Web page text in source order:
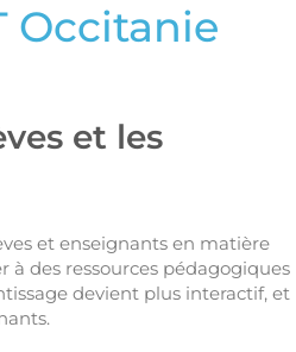
Occitanie
et les
et enseignants en matière
à des ressources pédagogiques
devient plus interactif, et